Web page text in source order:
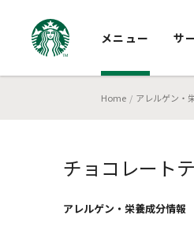
メニュー サ
Home アレルゲン・
チョコレート
アレルゲン・栄養成分情報